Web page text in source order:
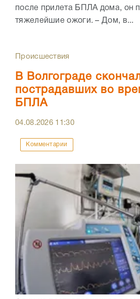
после прилета БПЛА дома, он
тяжелейшие ожоги. – Дом, в...
Происшествия
В Волгограде
пострадавших во
БПЛА
04.08.2026 11:30
Комментарии